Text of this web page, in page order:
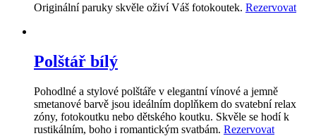
Originální paruky skvěle oživí Váš fotokoutek. Rezervovat
Polštář bílý
Pohodlné a stylové polštáře v elegantní vínové a jemně
smetanové barvě jsou ideálním doplňkem do svatební relax
zóny, fotokoutku nebo dětského koutku. Skvěle se hodí k
rustikálním, boho i romantickým svatbám. Rezervovat